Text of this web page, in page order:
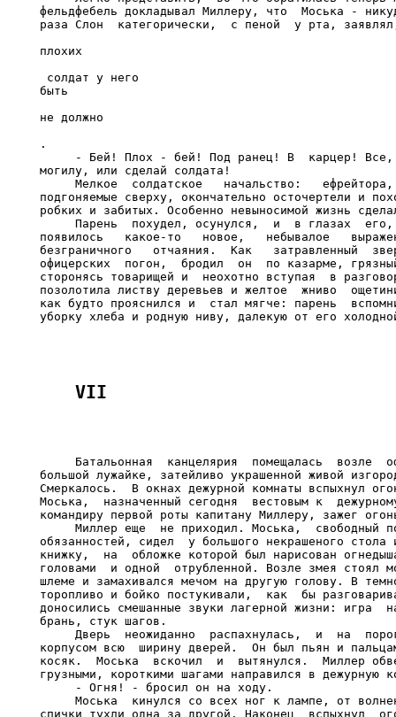
фельдфебель докладывал Миллеру, что  Моська -
раза Слон  категорически,  с пеной  у рта,
плохих
солдат у него
быть
не должно
.
- Бей! Плох - бей! Под ранец! В  карцер!
могилу, или сделай солдата!
Мелкое  солдатское   начальство:
подгоняемые сверху, окончательно осточертели и
робких и забитых. Особенно невыносимой жизнь
Парень  похудел, осунулся,  и  в глазах
появилось   какое-то   новое,   небывалое
безграничного   отчаяния.  Как   затравленный
офицерских  погон,  бродил  он  по казарме,
сторонясь товарищей и  неохотно вступая  в
позолотила листву деревьев и желтое  жниво
как будто прояснился и  стал мягче: парень
Батальонная  канцелярия  помещалась  возле
большой лужайке, затейливо украшенной живой
Смеркалось.  В окнах дежурной комнаты вспыхнул
Моська,  назначенный сегодня  вестовым к
командиру первой роты капитану Миллеру, зажег
Миллер еще  не приходил. Моська,  свободный
обязанностей, сидел  у большого некрашеного стола
книжку,  на  обложке которой был нарисован
головами  и одной  отрубленной. Возле змея стоял
шлеме и замахивался мечом на другую голову. В
торопливо и бойко постукивали,  как  бы
доносились смешанные звуки лагерной жизни: игра
брань, стук шагов.
Дверь  неожиданно  распахнулась,  и  на
корпусом всю  ширину дверей.  Он был пьян и
косяк.  Моська  вскочил  и  вытянулся.  Миллер
грузными, короткими шагами направился в дежурную
     - Огня! - бросил он на ходу.
Моська  кинулся со всех ног к лампе, от
спички тухли одна за другой. Наконец  вспыхнул